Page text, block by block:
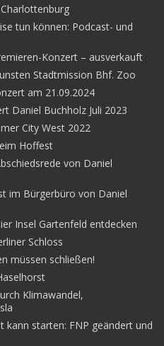
tun können: Podcast- und
Konzert – ausverkauft
Stadtmission Bhf. Zoo
am 21.09.2024
Daniel Buchholz Juli 2023
City West 2022
Hoffest
von Daniel
im Bürgerbüro von Daniel
Insel Gartenfeld entdecken
Schloss
müssen schließen!
Klimawandel,
kann starten: FNP geändert und